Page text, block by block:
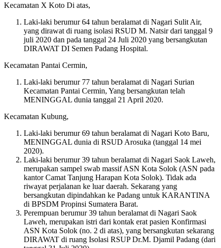
Kecamatan X Koto Di atas,
Laki-laki berumur 64 tahun beralamat di Nagari Sulit Air,
yang dirawat di ruang isolasi RSUD M. Natsir dari tanggal 9
juli 2020 dan pada tanggal 24 Juli 2020 yang bersangkutan
DIRAWAT DI Semen Padang Hospital.
Kecamatan Pantai Cermin,
Laki-laki berumur 77 tahun beralamat di Nagari Surian
Kecamatan Pantai Cermin, Yang bersangkutan telah
MENINGGAL dunia tanggal 21 April 2020.
Kecamatan Kubung,
Laki-laki berumur 69 tahun beralamat di Nagari Koto Baru,
MENINGGAL dunia di RSUD Arosuka (tanggal 14 mei
2020).
Laki-laki berumur 39 tahun beralamat di Nagari Saok Laweh,
merupakan sampel swab massif ASN Kota Solok (ASN pada
kantor Camat Tanjung Harapan Kota Solok). Tidak ada
riwayat perjalanan ke luar daerah. Sekarang yang
bersangkutan dipindahkan ke Padang untuk KARANTINA
di BPSDM Propinsi Sumatera Barat.
Perempuan berumur 39 tahun beralamat di Nagari Saok
Laweh, merupakan istri dari kontak erat pasien Konfirmasi
ASN Kota Solok (no. 2 di atas), yang bersangkutan sekarang
DIRAWAT di ruang Isolasi RSUP Dr.M. Djamil Padang (dari